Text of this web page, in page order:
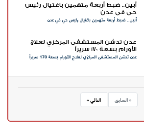
أبين.. ضبط أربعة متهمين باغتيال رئيس
حي في عدن
أبين.. ضبط أربعة متهمين باغتيال رئيس حي في عدن
عدن تدشن المستشفى المركزي لعلاج
الأورام بسعة 170 سريراً
عدن تدشن المستشفى المركزي لعلاج الأورام بسعة 170 سريراً
« السابق التالي »